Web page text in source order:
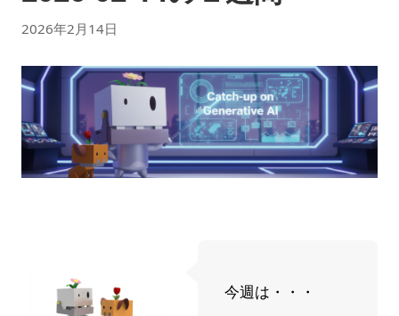
2026年2月14日
今週は・・・